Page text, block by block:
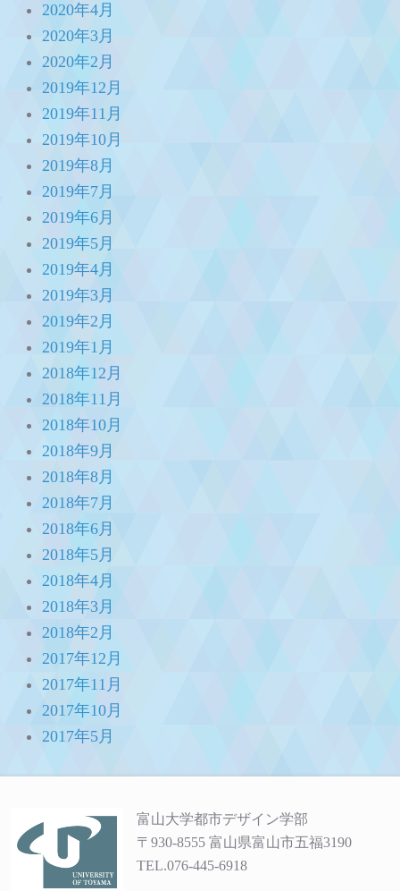
2020年4月
2020年3月
2020年2月
2019年12月
2019年11月
2019年10月
2019年8月
2019年7月
2019年6月
2019年5月
2019年4月
2019年3月
2019年2月
2019年1月
2018年12月
2018年11月
2018年10月
2018年9月
2018年8月
2018年7月
2018年6月
2018年5月
2018年4月
2018年3月
2018年2月
2017年12月
2017年11月
2017年10月
2017年5月
富山大学都市デザイン学部
〒930-8555 富山県富山市五福3190
TEL.076-445-6918